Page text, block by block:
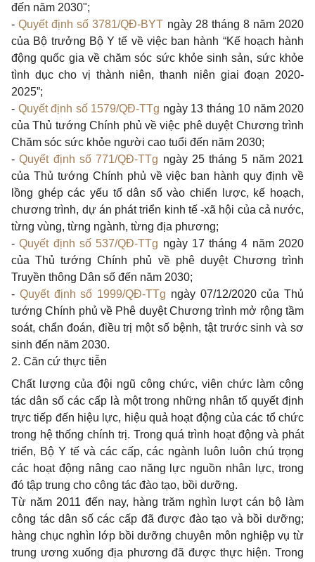
đến năm 2030";
-Quyết định số 3781/QĐ-BYT ngày 28 tháng 8 năm 2020
của Bộ trưởng Bộ Y tế về việc ban hành “Kế hoạch hành
động quốc gia về chăm sóc sức khỏe sinh sản, sức khỏe
tình dục cho vị thành niên, thanh niên giai đoạn 2020-
2025”;
- Quyết định số 1579/QĐ-TTg ngày 13 tháng 10 năm 2020
của Thủ tướng Chính phủ về việc phê duyệt Chương trình
Chăm sóc sức khỏe người cao tuổi đến năm 2030;
-Quyết định số 771/QĐ-TTg ngày 25 tháng 5 năm 2021
của Thủ tướng Chính phủ về việc ban hành quy định về
lồng ghép các yếu tố dân số vào chiến lược, kế hoạch,
chương trình, dự án phát triển kinh tế -xã hội của cả nước,
từng vùng, từng ngành, từng địa phương;
-Quyết định số 537/QĐ-TTg ngày 17 tháng 4 năm 2020
của Thủ tướng Chính phủ về phê duyệt Chương trình
Truyền thông Dân số đến năm 2030;
- Quyết định số 1999/QĐ-TTg ngày 07/12/2020 của Thủ
tướng Chính phủ về Phê duyệt Chương trình mở rộng tầm
soát, chẩn đoán, điều trị một số bệnh, tật trước sinh và sơ
sinh đến năm 2030.
2. Căn cứ thực tiễn
Chất lượng của đội ngũ công chức, viên chức làm công
tác dân số các cấp là một trong những nhân tố quyết định
trực tiếp đến hiệu lực, hiệu quả hoạt động của các tổ chức
trong hệ thống chính trị. Trong quá trình hoạt động và phát
triển, Bộ Y tế và các cấp, các ngành luôn luôn chú trọng
các hoạt động nâng cao năng lực nguồn nhân lực, trong
đó tập trung cho công tác đào tạo, bồi dưỡng.
Từ năm 2011 đến nay, hàng trăm nghìn lượt cán bộ làm
công tác dân số các cấp đã được đào tạo và bồi dưỡng;
hàng chục nghìn lớp bồi dưỡng chuyên môn nghiệp vụ từ
trung ương xuống địa phương đã được thực hiện. Trong